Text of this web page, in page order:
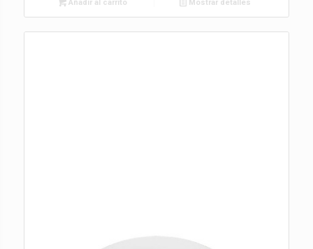
Añadir al carrito Mostrar detalles